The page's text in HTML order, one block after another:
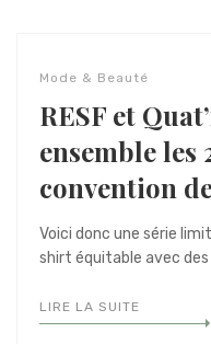
Mode & Beauté
RESF et
ensemble les
convention
Voici donc une série
shirt équitable avec
LIRE LA SUITE